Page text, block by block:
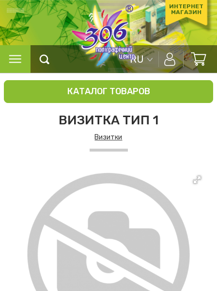
ИНТЕРНЕТ
МАГАЗИН
RU
КАТАЛОГ ТОВАРОВ
ВИЗИТКА ТИП 1
Визитки